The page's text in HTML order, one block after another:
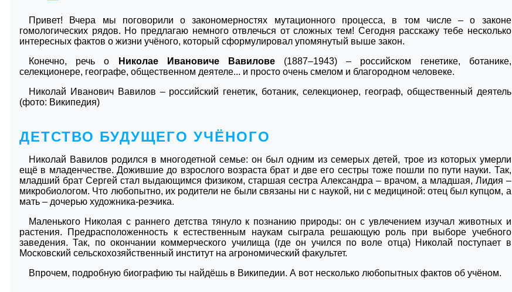
Привет! Вчера мы поговорили о закономерностях мутационного процесса, в том числе – о законе
гомологических рядов. Но предлагаю немного отвлечься от сложных тем! Сегодня расскажу тебе несколько
интересных фактов о жизни учёного, который сформулировал упомянутый выше закон.
Конечно, речь о
Николае Ивановиче Вавилове(1887–1943) – российском генетике, ботанике,
селекционере, географе, общественном деятеле... и просто очень смелом и благородном человеке.
Николай Иванович Вавилов – российский генетик, ботаник, селекционер, географ, общественный деятель
(фото: Википедия)
ДЕТСТВО БУДУЩЕГО УЧЁНОГО
Николай Вавилов родился в многодетной семье: он был одним из семерых детей, трое из которых умерли
ещё в младенчестве. Дожившие до взрослого возраста брат и две его сестры тоже пошли по пути науки. Так,
младший брат Сергей стал выдающимся физиком, старшая сестра Александра – врачом, а младшая, Лидия –
микробиологом. Что любопытно, их родители не были связаны ни с наукой, ни с медициной: отец был купцом, а
мать – дочерью художника-резчика.
Маленького Николая с раннего детства тянуло к познанию природы: он с увлечением изучал животных и
растения. Предрасположенность к естественным наукам сыграла решающую роль при выборе учебного
заведения. Так, по окончании коммерческого училища (где он учился по воле отца) Николай поступает в
Московский сельскохозяйственный институт на агрономический факультет.
Впрочем, подробную биографию ты найдёшь в Википедии. А вот несколько любопытных фактов об учёном.